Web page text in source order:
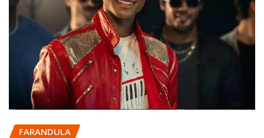
FARANDULA